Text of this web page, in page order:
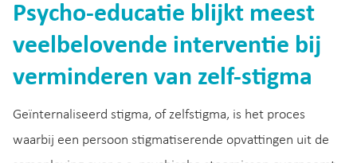
Psycho-educatie blijkt meest
veelbelovende interventie bij
verminderen van zelf-stigma
Geïnternaliseerd stigma, of zelfstigma, is het proces
waarbij een persoon stigmatiserende opvattingen uit de